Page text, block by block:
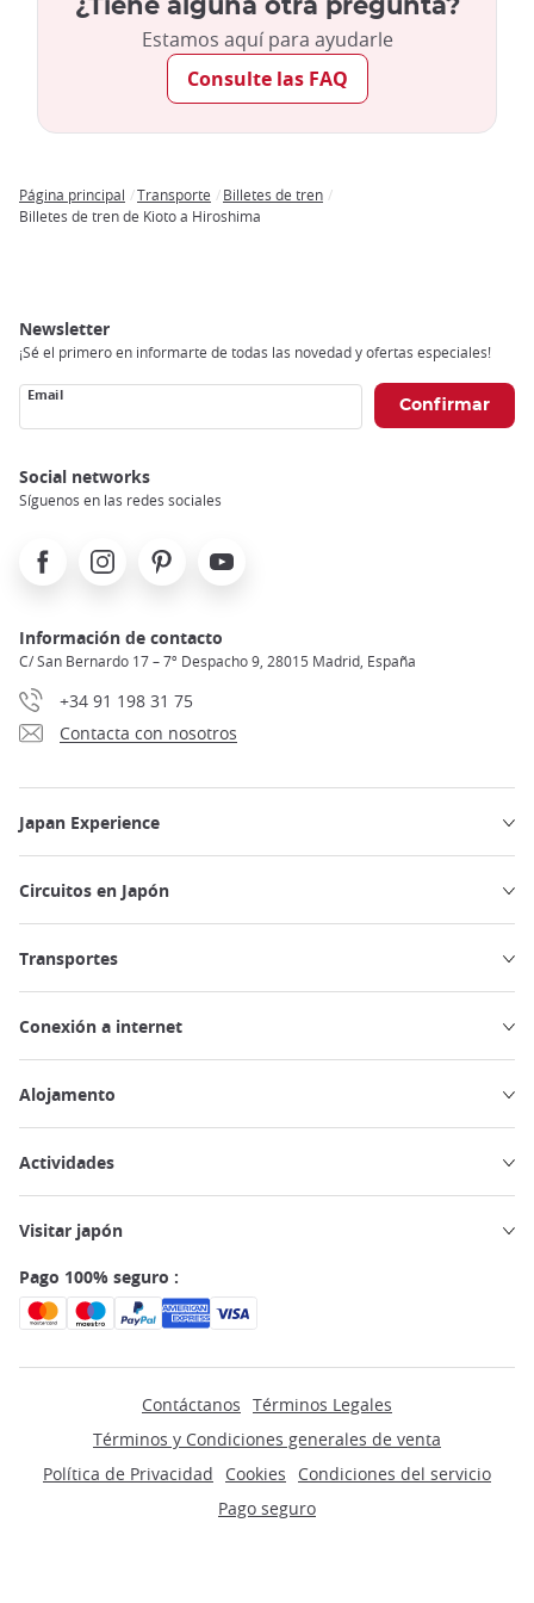
de Hiroshima como a la región en general. Los famosos
tranvías de Hiroshima, gestionados por los Ferrocarriles
Eléctricos de Hiroshima, también hacen parada en la estación
de Hiroshima. Además, numerosas líneas de autobús salen
de la estación de Hiroshima o tienen paradas en ella. Al estar
cerca del Parque y Museo Conmemorativos de la Paz de
¿Tiene alguna otra pregunta?
Estamos aquí para ayudarle
Consulte las FAQ
Breadcrumb
Página principal Transporte
Billetes de tren
Billetes de tren de Kioto a Hiroshima
Newsletter
¡Sé el primero en informarte de todas las novedad y ofertas especiales!
Email
Social networks
Síguenos en las redes sociales
FacebookInstagramPinterest Youtube
Información de contacto
C/ San Bernardo 17 – 7º Despacho 9, 28015 Madrid, España
+34 91 198 31 75
Contacta con nosotros
Japan Experience
Circuitos en Japón
Transportes
Conexión a internet
Alojamento
Actividades
Visitar japón
Pago 100% seguro :
Contáctanos Términos Legales
Términos y Condiciones generales de venta
Política de Privacidad
Cookies
Condiciones del servicio
Pago seguro